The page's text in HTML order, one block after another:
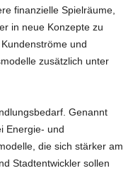
finanzielle Spielräume,
in neue Konzepte zu
und
zusätzlich unter
Genannt
Energie- und
die sich stärker am
Stadtentwickler sollen